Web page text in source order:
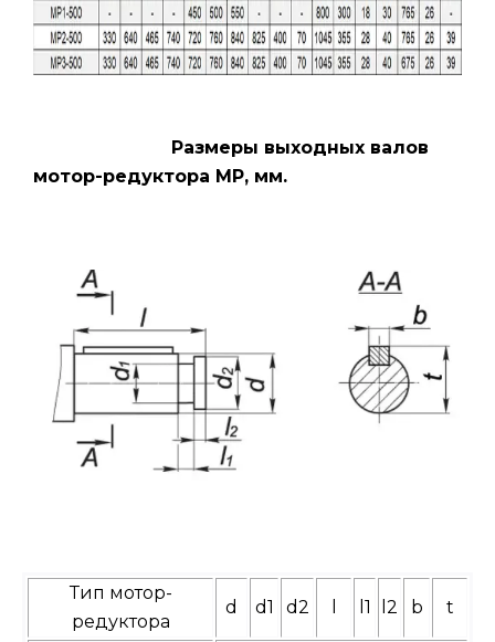
Размеры выходных валов
мотор-редуктора МР, мм.
Тип мотор-
редуктора
d d1 d2 l1 l2 b t